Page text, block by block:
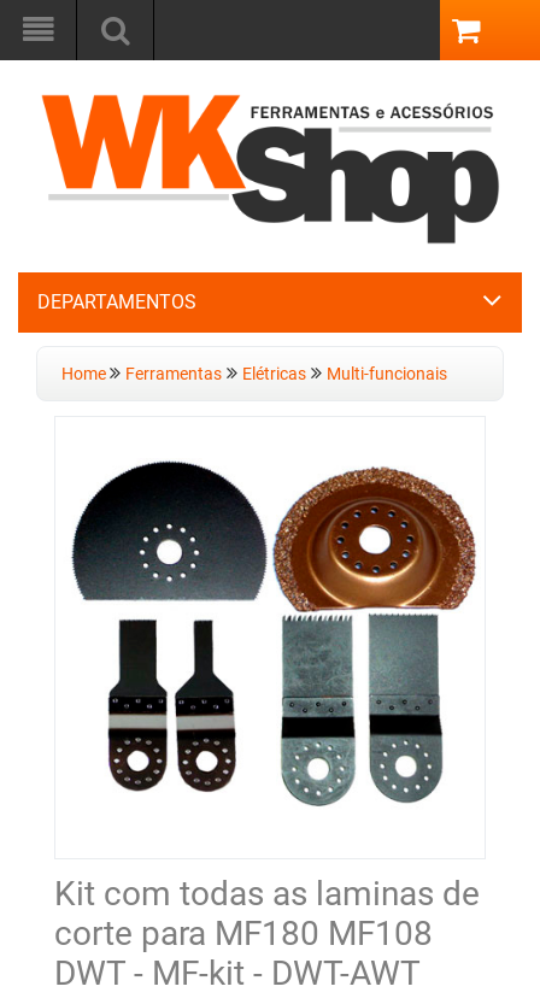
DEPARTAMENTOS
Home Ferramentas Elétricas Multi-funcionais
Kit com todas as laminas de
corte para MF180 MF108
DWT - MF-kit - DWT-AWT